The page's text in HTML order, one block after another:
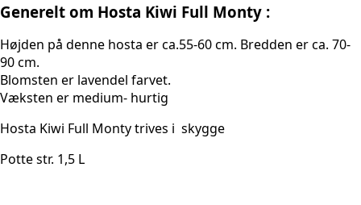
Generelt om Hosta Kiwi Full Monty :
Højden på denne hosta er ca.55-60 cm. Bredden er ca. 70-
90 cm.
Blomsten er lavendel farvet.
Væksten er medium- hurtig
Hosta Kiwi Full Monty trives i skygge
Potte str. 1,5 L